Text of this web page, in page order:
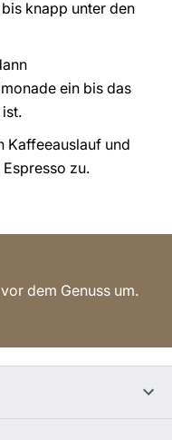
knapp unter den
ein bis das
Kaffeeauslauf und
zu.
dem Genuss um.